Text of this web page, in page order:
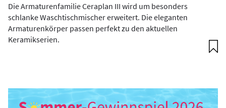
Die Armaturenfamilie Ceraplan III wird um besonders
schlanke Waschtischmischer erweitert. Die eleganten
Armaturenkörper passen perfekt zu den aktuellen
Keramikserien.